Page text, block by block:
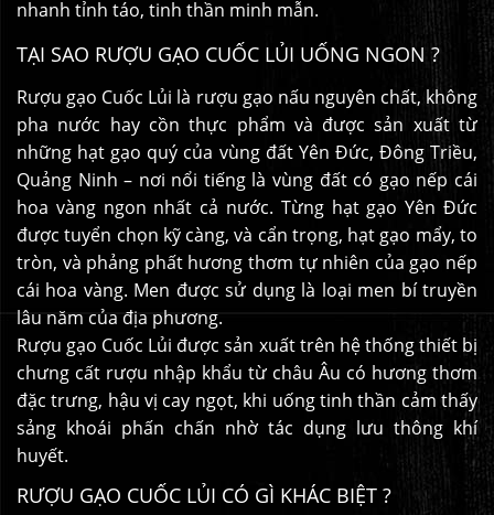
nhanh tỉnh táo, tinh thần minh mẫn.
TẠI SAO RƯỢU GẠO CUỐC LỦI UỐNG NGON ?
Rượu gạo Cuốc Lủi là rượu gạo nấu nguyên chất, không
pha nước hay cồn thực phẩm và được sản xuất từ
những hạt gạo quý của vùng đất Yên Đức, Đông Triều,
Quảng Ninh – nơi nổi tiếng là vùng đất có gạo nếp cái
hoa vàng ngon nhất cả nước. Từng hạt gạo Yên Đức
được tuyển chọn kỹ càng, và cẩn trọng, hạt gạo mẩy, to
tròn, và phảng phất hương thơm tự nhiên của gạo nếp
cái hoa vàng. Men được sử dụng là loại men bí truyền
lâu năm của địa phương.
Rượu gạo Cuốc Lủi được sản xuất trên hệ thống thiết bị
chưng cất rượu nhập khẩu từ châu Âu có hương thơm
đặc trưng, hậu vị cay ngọt, khi uống tinh thần cảm thấy
sảng khoái phấn chấn nhờ tác dụng lưu thông khí
huyết.
RƯỢU GẠO CUỐC LỦI CÓ GÌ KHÁC BIỆT ?